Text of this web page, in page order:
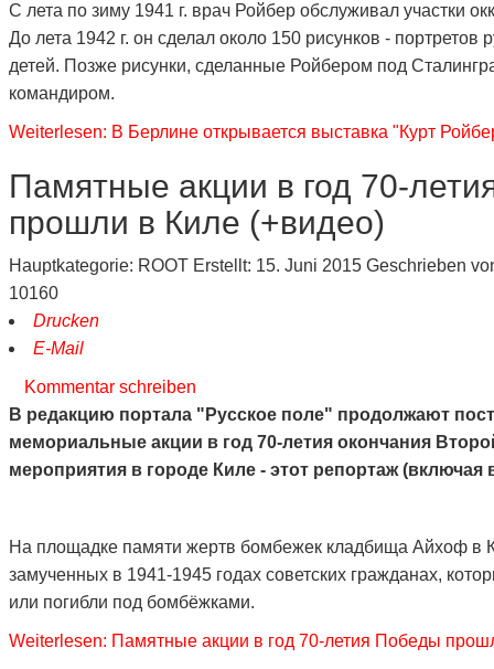
С лета по зиму 1941 г. врач Ройбер обслуживал участки
До лета 1942 г. он сделал около 150 рисунков -
детей. Позже рисунки, сделанные Ройбером под
командиром.
Weiterlesen: В Берлине открывается выставка "Курт
Памятные акции в год 70-
прошли в Киле (+видео)
Hauptkategorie: ROOT Erstellt: 15. Juni 2015 Geschrieben
10160
Drucken
E-Mail
Kommentar schreiben
В редакцию портала "Русское поле" продолжают
мемориальные акции в год 70-летия окончания
мероприятия в городе Киле - этот репортаж (включая
На площадке памяти жертв бомбежек кладбища Айхоф в
замученных в 1941-1945 годах советских гражданах,
или погибли под бомбёжками.
Weiterlesen: Памятные акции в год 70-летия Победы